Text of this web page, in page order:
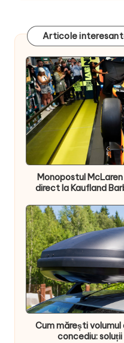
Articole
Monopostul
direct la Kaufland
Cum mărești
concediu: